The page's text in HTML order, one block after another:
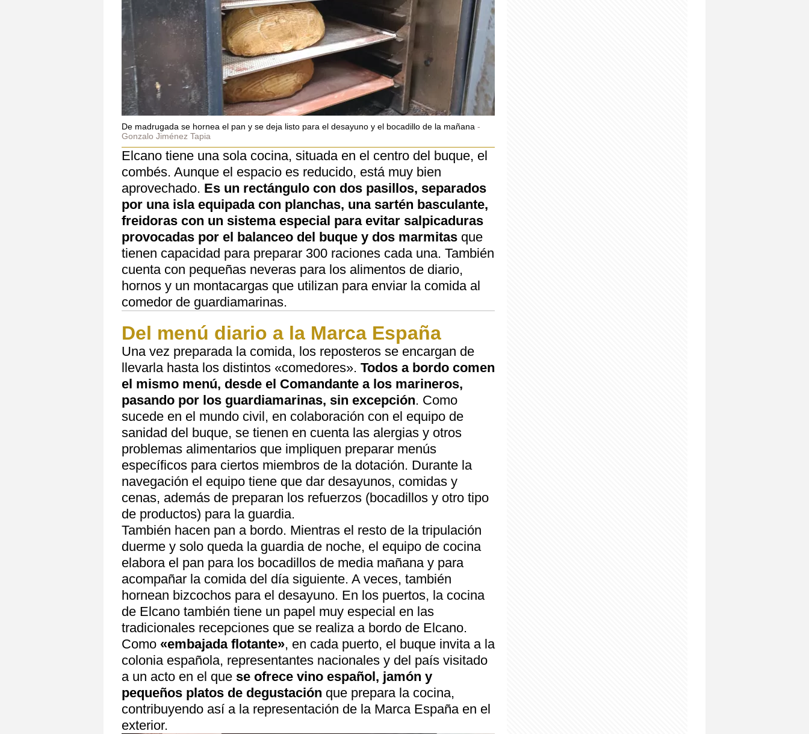
De madrugada se hornea el pan y se deja listo para el desayuno y el bocadillo de la mañana
Gonzalo Jiménez Tapia
Elcano tiene una sola cocina, situada en el centro del buque, el
combés. Aunque el espacio es reducido, está muy bien
aprovechado. Es un rectángulo con dos pasillos, separados
por una isla equipada con planchas, una sartén basculante,
freidoras con un sistema especial para evitar salpicaduras
provocadas por el balanceo del buque y dos marmitas que
tienen capacidad para preparar 300 raciones cada una. También
cuenta con pequeñas neveras para los alimentos de diario,
hornos y un montacargas que utilizan para enviar la comida al
comedor de guardiamarinas.
Del menú diario a la Marca España
Una vez preparada la comida, los reposteros se encargan de
llevarla hasta los distintos «comedores». Todos a bordo comen
el mismo menú, desde el Comandante a los marineros,
pasando por los guardiamarinas, sin excepción. Como
sucede en el mundo civil, en colaboración con el equipo de
sanidad del buque, se tienen en cuenta las alergias y otros
problemas alimentarios que impliquen preparar menús
específicos para ciertos miembros de la dotación. Durante la
navegación el equipo tiene que dar desayunos, comidas y
cenas, además de preparan los refuerzos (bocadillos y otro tipo
de productos) para la guardia.
También hacen pan a bordo. Mientras el resto de la tripulación
duerme y solo queda la guardia de noche, el equipo de cocina
elabora el pan para los bocadillos de media mañana y para
acompañar la comida del día siguiente. A veces, también
hornean bizcochos para el desayuno. En los puertos, la cocina
de Elcano también tiene un papel muy especial en las
tradicionales recepciones que se realiza a bordo de Elcano.
Como «embajada flotante», en cada puerto, el buque invita a la
colonia española, representantes nacionales y del país visitado
a un acto en el que se ofrece vino español, jamón y
pequeños platos de degustación que prepara la cocina,
contribuyendo así a la representación de la Marca España en el
exterior.